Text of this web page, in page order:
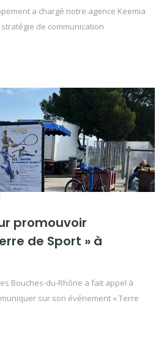
a chargé notre agence Keemia
de communication
promouvoir
de Sport » à
Bouches-du-Rhône a fait appel à
sur son événement « Terre